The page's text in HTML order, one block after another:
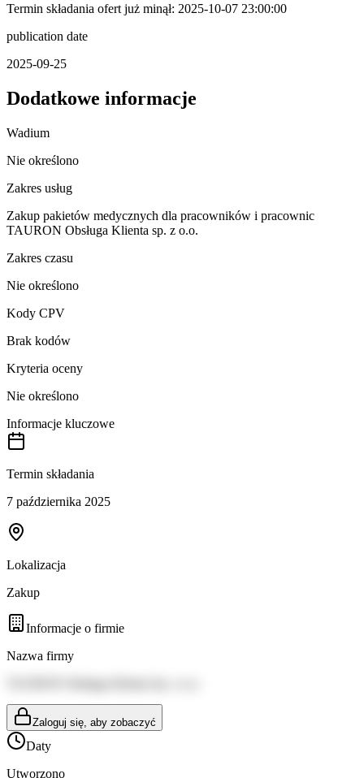
Termin składania ofert już minął: 2025-10-07 23:00:00
publication date
2025-09-25
Dodatkowe informacje
Wadium
Nie określono
Zakres usług
Zakup pakietów medycznych dla pracowników i pracownic
TAURON Obsługa Klienta sp. z o.o.
Zakres czasu
Nie określono
Kody CPV
Brak kodów
Kryteria oceny
Nie określono
Informacje kluczowe
Termin składania
7 października 2025
Lokalizacja
Zakup
Informacje o firmie
Nazwa firmy
Zaloguj się, aby zobaczyć
Daty
Utworzono